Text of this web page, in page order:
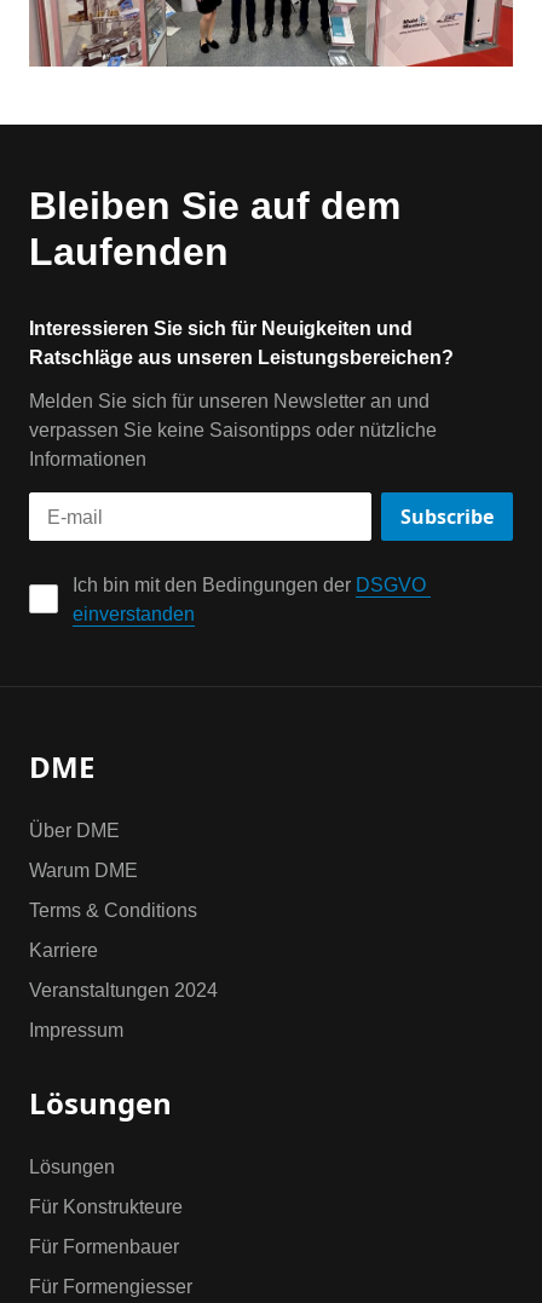
Bleiben Sie auf dem
Laufenden
Interessieren Sie sich für Neuigkeiten und
Ratschläge aus unseren Leistungsbereichen?
Melden Sie sich für unseren Newsletter an und
verpassen Sie keine Saisontipps oder nützliche
Informationen
Subscribe
Ich bin mit den Bedingungen der DSGVO
einverstanden
DME
Über DME
Warum DME
Terms & Conditions
Karriere
Veranstaltungen 2024
Impressum
Lösungen
Lösungen
Für Konstrukteure
Für Formenbauer
Für Formengiesser